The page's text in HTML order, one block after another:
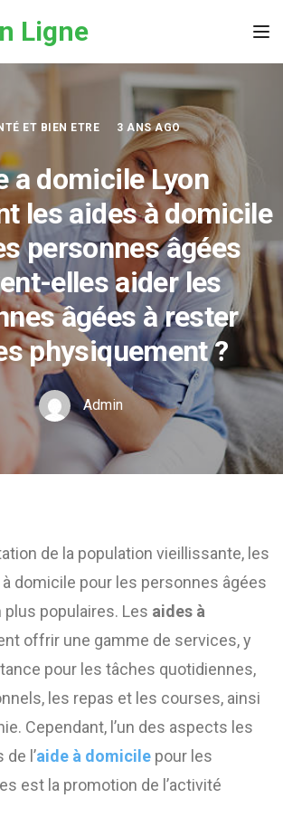
Ligne
ET BIEN ETRE 3 ANS AGO
a domicile Lyon
les aides à domicile
personnes âgées
elles aider les
âgées à rester
physiquement ?
Admin
de la population vieillissante, les
à domicile pour les personnes âgées
populaires. Les aides à
offrir une gamme de services, y
pour les tâches quotidiennes,
les repas et les courses, ainsi
Cependant, l’un des aspects les
l’aide à domicile pour les
est la promotion de l’activité